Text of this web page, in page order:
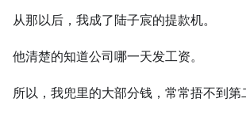
从那以后，我成了陆子宸的提款机。
他清楚的知道公司哪一天发工资。
所以，我兜里的大部分钱，常常捂不到第